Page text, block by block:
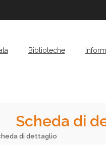
Biblioteche
Scheda di
di dettaglio